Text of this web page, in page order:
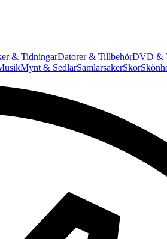
& TidningarDatorer & TillbehörDVD &
Mynt & SedlarSamlarsakerSkor